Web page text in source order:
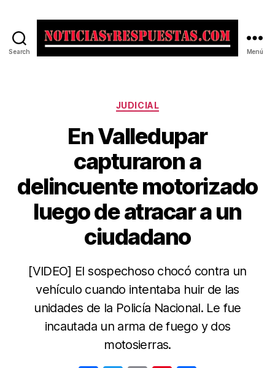
Search Menú
Categorías
JUDICIAL
En Valledupar
capturaron a
delincuente motorizado
luego de atracar a un
ciudadano
[VIDEO] El sospechoso chocó contra un
vehículo cuando intentaba huir de las
unidades de la Policía Nacional. Le fue
incautada un arma de fuego y dos
motosierras.